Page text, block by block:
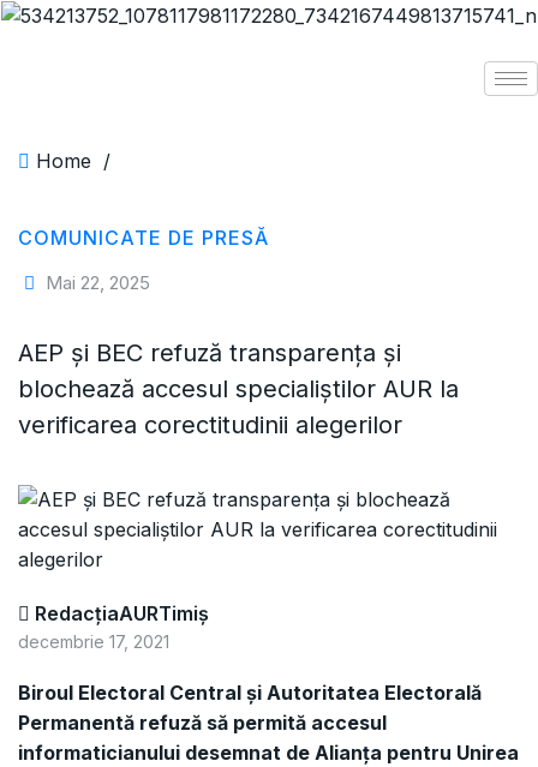
Home /
COMUNICATE DE PRESĂ
Mai 22, 2025
AEP și BEC refuză transparența și
blochează accesul specialiștilor AUR la
verificarea corectitudinii alegerilor
RedacțiaAURTimiș
decembrie 17, 2021
Biroul Electoral Central și Autoritatea Electorală
Permanentă refuză să permită accesul
informaticianului desemnat de Alianța pentru Unirea